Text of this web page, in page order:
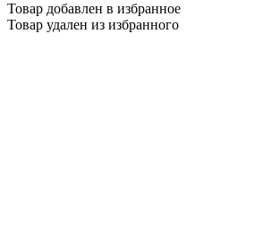
Товар добавлен в избранное
Товар удален из избранного